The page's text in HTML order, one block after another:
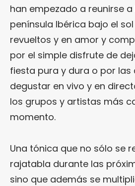
han empezado a reunirse
península Ibérica bajo el
revueltos y en amor y
por el simple disfrute de
fiesta pura y dura o por las
degustar en vivo y en
los grupos y artistas más
momento.
Una tónica que no sólo se
rajatabla durante las
sino que además se